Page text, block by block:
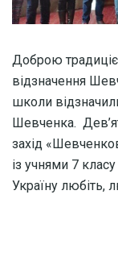
Доброю
відзначення
школи
Шевченка.
захід
із учнями 7
Україну любіть,